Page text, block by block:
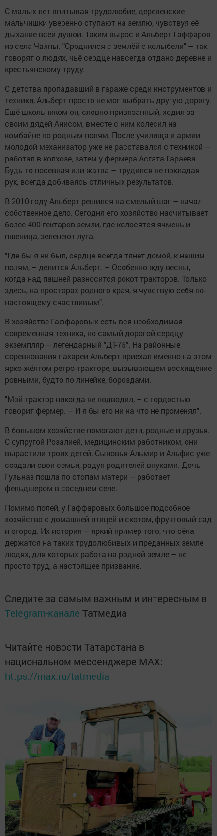
С малых лет впитывая трудолюбие, деревенские
мальчишки уверенно ступают на землю, чувствуя её
дыхание всей душой. Таким вырос и Альберт Гаффаров
из села Чалпы. "Сроднился с землёй с колыбели" – так
говорят о людях, чьё сердце навсегда отдано деревне и
крестьянскому труду.
С детства пропадавший в гараже среди инструментов и
техники, Альберт просто не мог выбрать другую дорогу.
Ещё школьником он, словно привязанный, ходил за
своим дядей Анисом, вместе с ним колесил на
комбайне по родным полям. После училища и армии
молодой механизатор уже не расставался с техникой –
работал в колхозе, затем у фермера Асгата Гараева.
Будь то посевная или жатва – трудился не покладая
рук, всегда добиваясь отличных результатов.
В 2010 году Альберт решился на смелый шаг – начал
собственное дело. Сегодня его хозяйство насчитывает
более 400 гектаров земли, где колосятся ячмень и
пшеница, зеленеют луга.
"Где бы я ни был, сердце всегда тянет домой, к нашим
полям, – делится Альберт. – Особенно жду весны,
когда над пашней разносится рокот тракторов. Только
здесь, на просторах родного края, я чувствую себя по-
настоящему счастливым".
В хозяйстве Гаффаровых есть вся необходимая
современная техника, но самый дорогой сердцу
экземпляр – легендарный "ДТ-75". На районные
соревнования пахарей Альберт приехал именно на этом
ярко-жёлтом ретро-тракторе, вызывающем восхищение
ровными, будто по линейке, бороздами.
"Мой трактор никогда не подводил, – с гордостью
говорит фермер. – И я бы его ни на что не променял".
В большом хозяйстве помогают дети, родные и друзья.
С супругой Розалией, медицинским работником, они
вырастили троих детей. Сыновья Альмир и Альфис уже
создали свои семьи, радуя родителей внуками. Дочь
Гульназ пошла по стопам матери – работает
фельдшером в соседнем селе.
Помимо полей, у Гаффаровых большое подсобное
хозяйство с домашней птицей и скотом, фруктовый сад
и огород. Их история – яркий пример того, что сёла
держатся на таких трудолюбивых и преданных земле
людях, для которых работа на родной земле – не
просто труд, а настоящее призвание.
Следите за самым важным и интересным в
Telegram-канале Татмедиа
Читайте новости Татарстана в
национальном мессенджере MАХ:
https://max.ru/tatmedia